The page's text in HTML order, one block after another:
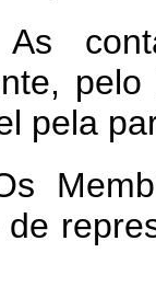
pela
de